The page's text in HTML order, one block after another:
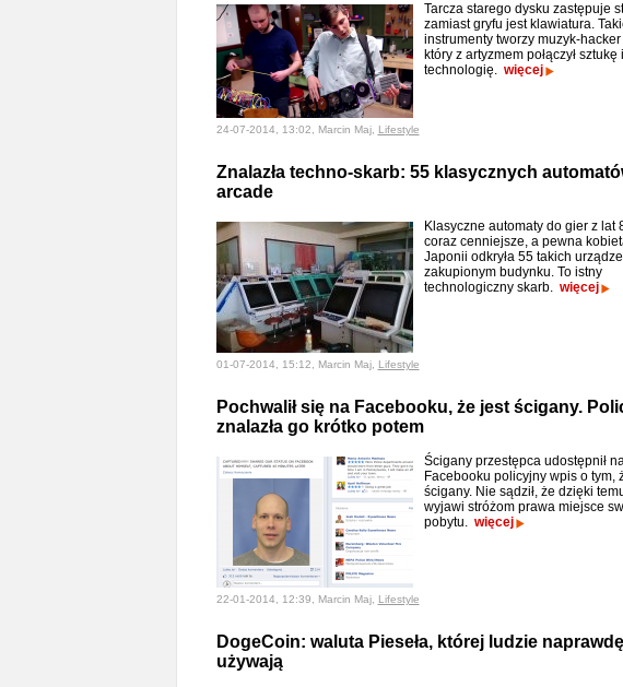
Tarcza starego dysku zastępuje
zamiast gryfu jest klawiatura.
instrumenty tworzy muzyk-
który z artyzmem połączył sztukę i
technologię. więcej
24-07-2014, 13:02, Marcin Maj, Lifestyle
Znalazła techno-skarb: 55 klasycznych
arcade
Klasyczne automaty do gier z lat
coraz cenniejsze, a pewna
Japonii odkryła 55 takich
zakupionym budynku. To istny
technologiczny skarb. więcej
01-07-2014, 15:12, Marcin Maj, Lifestyle
Pochwalił się na Facebooku, że jest ścigany.
znalazła go krótko potem
Ścigany przestępca udostępnił
Facebooku policyjny wpis o tym,
ścigany. Nie sądził, że dzięki
wyjawi stróżom prawa miejsce
pobytu. więcej
22-01-2014, 12:39, Marcin Maj, Lifestyle
DogeCoin: waluta Pieseła, której ludzie naprawdę
używają